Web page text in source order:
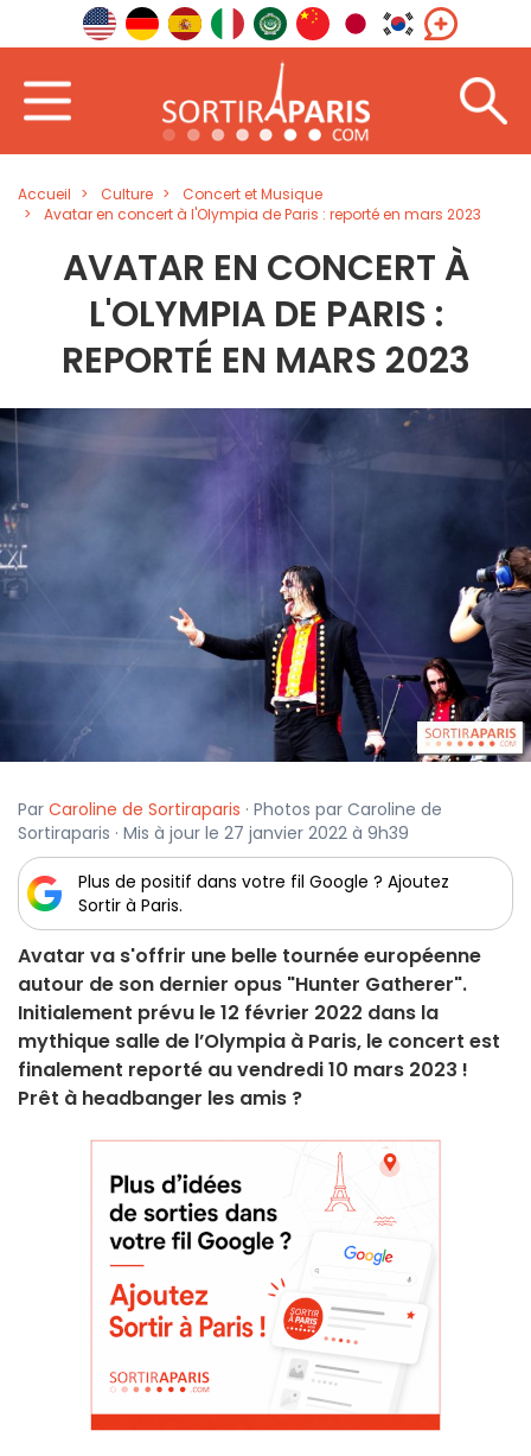
Accueil Culture
Concert et Musique
Avatar en concert à l'Olympia de Paris : reporté en mars 2023
AVATAR EN CONCERT À
L'OLYMPIA DE PARIS :
REPORTÉ EN MARS 2023
Par Caroline de Sortiraparis · Photos par Caroline de
Sortiraparis · Mis à jour le 27 janvier 2022 à 9h39
Plus de positif dans votre fil Google ? Ajoutez
Sortir à Paris.
Avatar va s'offrir une belle tournée européenne
autour de son dernier opus "Hunter Gatherer".
Initialement prévu le 12 février 2022 dans la
mythique salle de l’Olympia à Paris, le concert est
finalement reporté au vendredi 10 mars 2023 !
Prêt à headbanger les amis ?